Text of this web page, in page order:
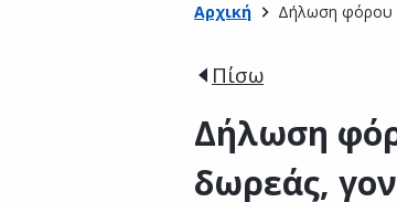
Αρχική Δήλωση φόρου
Πίσω
Δήλωση
δωρεάς,